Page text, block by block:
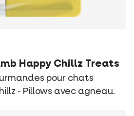
Happy Chillz Treats
pour chats
- Pillows avec agneau.